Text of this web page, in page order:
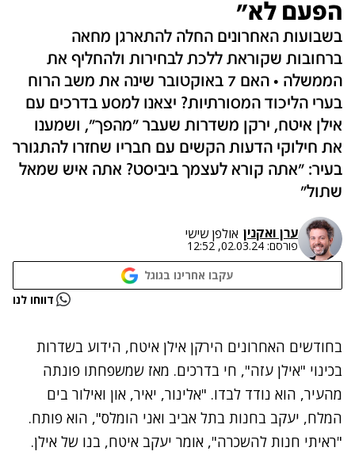
הפעם לא"
בשבועות האחרונים החלה להתארגן מחאה
ברחובות שקוראת ללכת לבחירות ולהחליף את
הממשלה • האם 7 באוקטובר שינה את משב הרוח
בערי הליכוד המסורתיות? יצאנו למסע בדרכים עם
אילן איטח, ירקן משדרות שעבר "מהפך", ושמענו
את חילוקי הדעות הקשים עם חבריו שחזרו להתגורר
בעיר: "אתה קורא לעצמך ביביסט? אתה איש שמאל
שתול"
ערן ואקנין אולפן שישי
פורסם: 02.03.24, 12:52
עקבו אחרינו בגוגל
נתקלנו בבעיה דווחו לנו
בחודשים האחרונים הירקן אילן איטח, הידוע בשדרות
בכינוי "אילן עזה", חי בדרכים. מאז שמשפחתו פונתה
מהעיר, הוא נודד לבדו. "אלינור, יאיר, און ואילור בים
המלח, יעקב בחנות בתל אביב ואני הומלס", הוא פותח.
"ראיתי חנות להשכרה", אומר יעקב איטח, בנו של אילן.